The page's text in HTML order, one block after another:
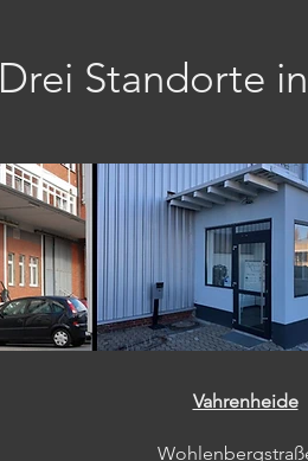
Drei Standorte
Vahrenheide